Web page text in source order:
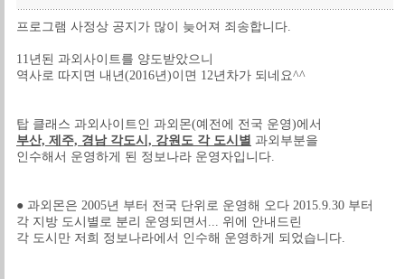
프로그램 사정상 공지가 많이 늦어져 죄송합니다.
11년된 과외사이트를 양도받았으니
역사로 따지면 내년(2016년)이면 12년차가 되네요^^
탑 클래스 과외사이트인 과외몬(예전에 전국 운영)에서
부산, 제주, 경남 각도시, 강원도 각 도시별 과외부분을
인수해서 운영하게 된 정보나라 운영자입니다.
● 과외몬은 2005년 부터 전국 단위로 운영해 오다 2015.9.30 부터
각 지방 도시별로 분리 운영되면서... 위에 안내드린
각 도시만 저희 정보나라에서 인수해 운영하게 되었습니다.